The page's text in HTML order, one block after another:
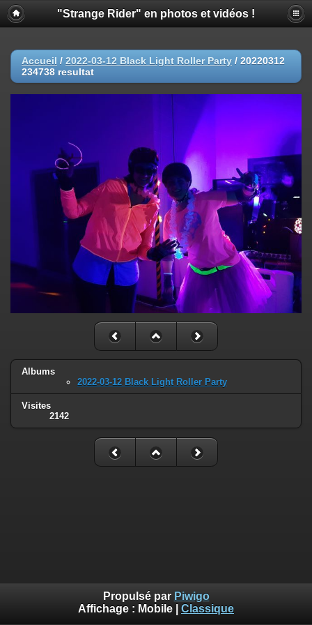
"Strange Rider" en photos et vidéos !
Accueil / 2022-03-12 Black Light Roller Party / 20220312
234738 resultat
Albums
2022-03-12 Black Light Roller Party
Visites
2142
Propulsé par Piwigo
Affichage : Mobile Classique